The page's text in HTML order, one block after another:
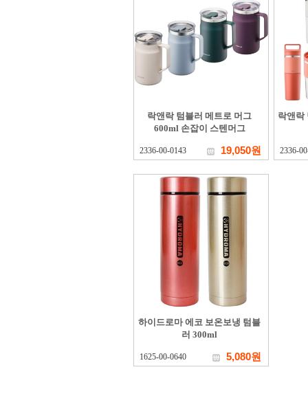
락앤락 텀블러 메트로 머그
600ml 손잡이 스텐머그
2336-00-0143 19,050원
락앤락
2336-
하이드로마 에코 보온보냉 텀블
러 300ml
1625-00-0640 5,080원